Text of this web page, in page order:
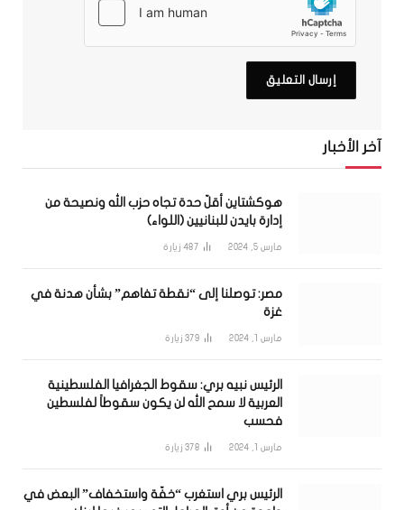
آخر الأخبار
هوكشتاين أقلّ حدة تجاه حزب الله ونصيحة من
إدارة بايدن للبنانيين (اللواء)
مارس 5, 2024 487 زيارة
مصر: توصلنا إلى “نقطة تفاهم” بشأن هدنة في
غزة
مارس 1, 2024 379 زيارة
الرئيس نبيه بري: سقوط الجغرافيا الفلسطينية
العربية لا سمح الله لن يكون سقوطاً لفلسطين
فحسب
مارس 1, 2024 378 زيارة
الرئيس بري استغرب “خفّة واستخفاف” البعض في